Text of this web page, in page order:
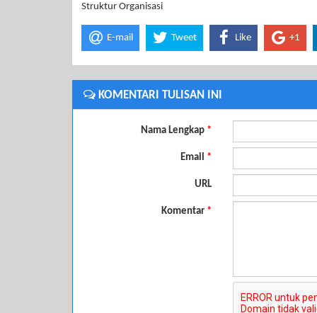
Struktur Organisasi
E-mail Tweet Like +1
KOMENTARI TULISAN INI
Nama Lengkap *
Email *
URL
Komentar *